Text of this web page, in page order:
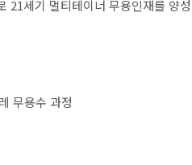
21세기 멀티테이너 무용인재를 양성
무용수 과정